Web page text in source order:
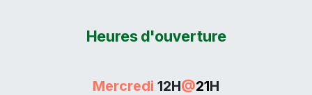
Heures d'ouverture
Mercredi 12H@21H